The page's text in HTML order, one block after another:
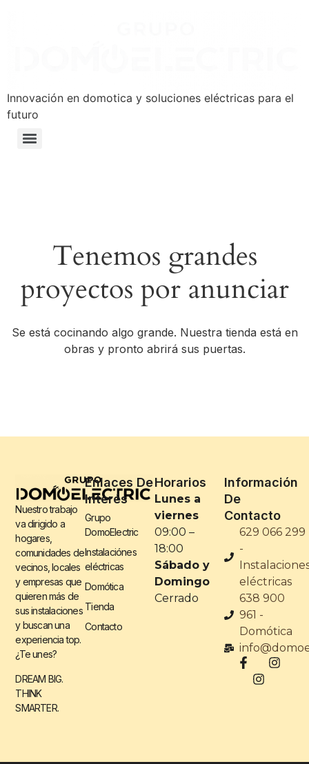
Innovación en domotica y soluciones eléctricas para el
futuro
Tenemos grandes
proyectos por anunciar
Se está cocinando algo grande. Nuestra tienda está en
obras y pronto abrirá sus puertas.
Nuestro trabajo
va dirigido a
hogares,
comunidades de
vecinos, locales
y empresas que
quieren más de
sus instalaciones
y buscan una
experiencia top.
¿Te unes?
DREAM BIG.
THINK
SMARTER.
Enlaces De
Interés
Grupo
DomoElectric
Instalaciónes
eléctricas
Domótica
Tienda
Contacto
Horarios
Lunes a
viernes
09:00 –
18:00
Sábado y
Domingo
Cerrado
Información
De
Contacto
629 066 299
-
eléctricas
638 900
961 -
Domótica